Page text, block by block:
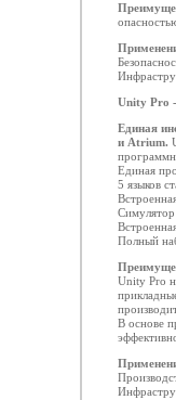
Unity Pro
Единая
и Atrium.
Единая
5 языков
Полный
Unity Pro
В основе